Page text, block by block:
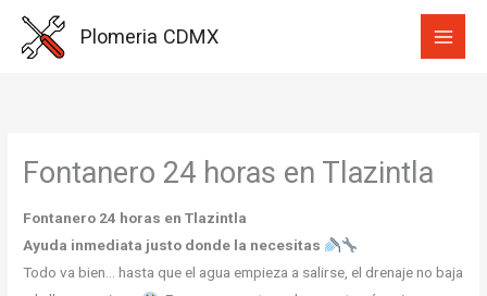
Plomeria CDMX
Fontanero 24 horas en Tlazintla
Fontanero 24 horas en Tlazintla
Ayuda inmediata justo donde la necesitas
Todo va bien… hasta que el agua empieza a salirse, el drenaje no baja